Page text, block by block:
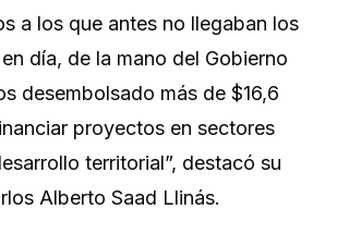
a los que antes no llegaban los
día, de la mano del Gobierno
desembolsado más de $16,6
proyectos en sectores
territorial”, destacó su
Alberto Saad Llinás.